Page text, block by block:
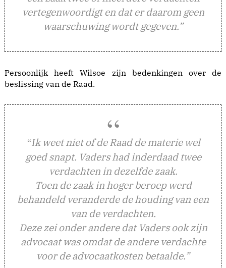
vertegenwoordigt en dat er daarom geen
waarschuwing wordt gegeven.”
Persoonlijk heeft Wilsoe zijn bedenkingen over de
beslissing van de Raad.
“Ik weet niet of de Raad de materie wel
goed snapt. Vaders had inderdaad twee
verdachten in dezelfde zaak.
Toen de zaak in hoger beroep werd
behandeld veranderde de houding van een
van de verdachten.
Deze zei onder andere dat Vaders ook zijn
advocaat was omdat de andere verdachte
voor de advocaatkosten betaalde.”